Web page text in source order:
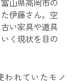
山県高岡市の
伊藤さん。空
い家具や道具
く現状を目の
われていたモノ